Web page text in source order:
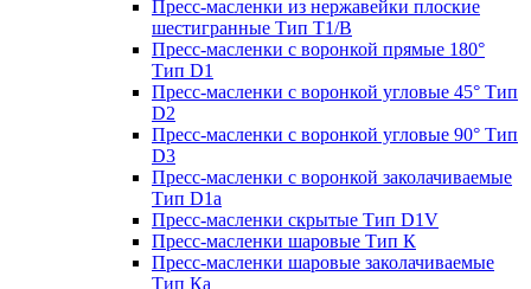
Пресс-масленки из нержавейки плоские
шестигранные Тип T1/B
Пресс-масленки с воронкой прямые 180°
Тип D1
Пресс-масленки с воронкой угловые 45° Тип
D2
Пресс-масленки с воронкой угловые 90° Тип
D3
Пресс-масленки с воронкой заколачиваемые
Тип D1a
Пресс-масленки скрытые Тип D1V
Пресс-масленки шаровые Тип К
Пресс-масленки шаровые заколачиваемые
Тип Кa